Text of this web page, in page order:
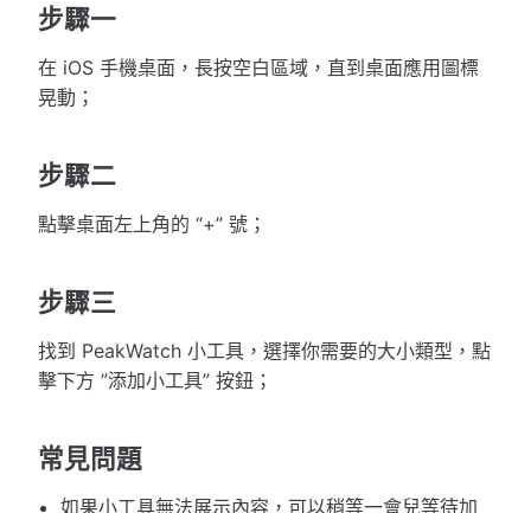
步驟一
在 iOS 手機桌面，長按空白區域，直到桌面應用圖標
晃動；
步驟二
點擊桌面左上角的 “+” 號；
步驟三
找到 PeakWatch 小工具，選擇你需要的大小類型，點
擊下方 ”添加小工具” 按鈕；
常見問題
如果小工具無法展示內容，可以稍等一會兒等待加